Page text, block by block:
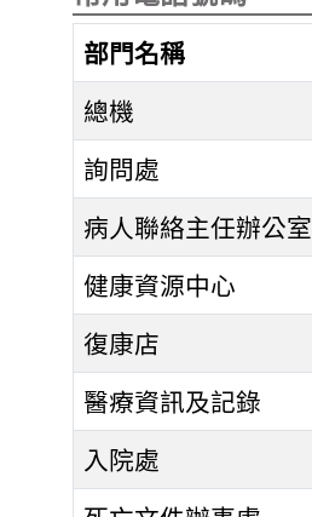
部門名稱
總機
詢問處
病人聯絡主任辦公室
健康資源中心
復康店
醫療資訊及記錄
入院處